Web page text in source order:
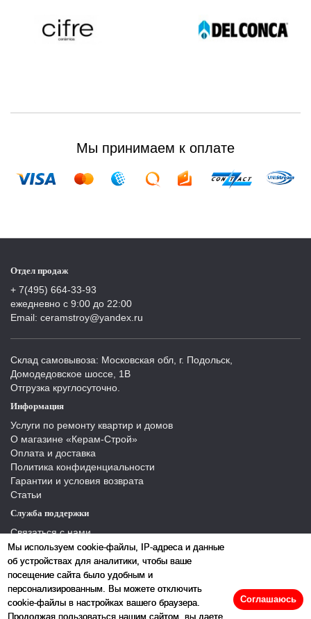
Мы используем cookie-файлы, IP-адреса и данные
об устройствах для аналитики, чтобы ваше
посещение сайта было удобным и
персонализированным. Вы можете отключить
cookie-файлы в настройках вашего браузера.
Продолжая пользоваться нашим сайтом, вы даете
Соглашаюсь
Мы принимаем к оплате
Отдел продаж
+ 7(495) 664-33-93
ежедневно с 9:00 до 22:00
Email: ceramstroy@yandex.ru
Склад самовывоза: Московская обл, г. Подольск,
Домодедовское шоссе, 1В
Отгрузка круглосуточно.
Информация
Услуги по ремонту квартир и домов
О магазине «Керам-Строй»
Оплата и доставка
Политика конфиденциальности
Гарантии и условия возврата
Статьи
Служба поддержки
Связаться с нами
Отзывы
Производители
Карта сайта